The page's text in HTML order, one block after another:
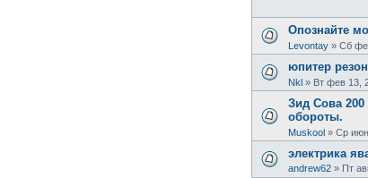
Опознайте
Levontay » Сб
юпитер
Nkl » Вт фев 13,
Зид Сова
обороты.
Muskool » Ср
электрика
andrew62 » Пт